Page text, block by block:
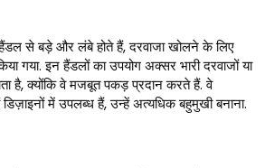
से बड़े और लंबे होते हैं, दरवाजा खोलने के लिए
गया. इन हैंडलों का उपयोग अक्सर भारी दरवाजों या
है, क्योंकि वे मजबूत पकड़ प्रदान करते हैं. वे
में उपलब्ध हैं, उन्हें अत्यधिक बहुमुखी बनाना.